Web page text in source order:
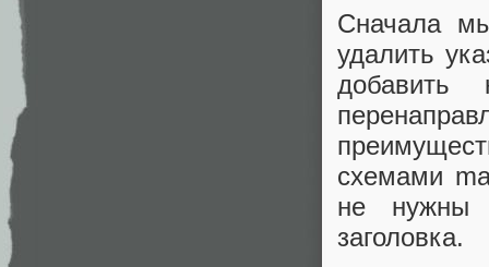
Сначала
удалить
схемами
не нужны
заголовка.